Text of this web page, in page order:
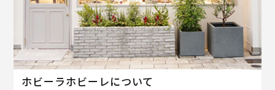
ホビーラホビーレについて